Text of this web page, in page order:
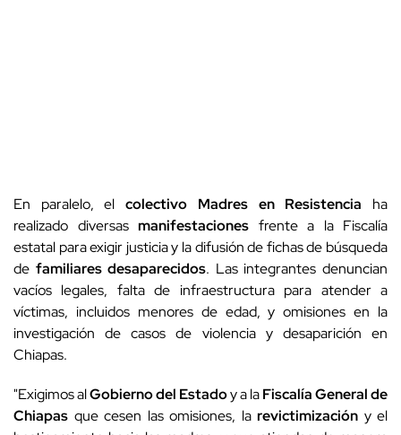
En paralelo, elcolectivo Madres en Resistencia ha
realizado diversas manifestaciones frente a la Fiscalía
estatal para exigir justicia y la difusión de fichas de búsqueda
de familiares desaparecidos. Las integrantes denuncian
vacíos legales, falta de infraestructura para atender a
víctimas, incluidos menores de edad, y omisiones en la
investigación de casos de violencia y desaparición en
Chiapas.
"Exigimos alGobierno del Estadoy a laFiscalía General de
Chiapas que cesen las omisiones, la revictimización y el